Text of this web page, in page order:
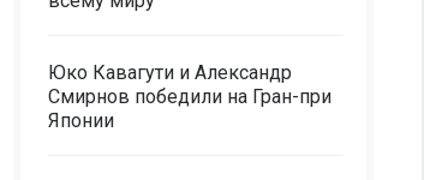
Юко Кавагути и Александр
Смирнов победили на Гран-при
Японии